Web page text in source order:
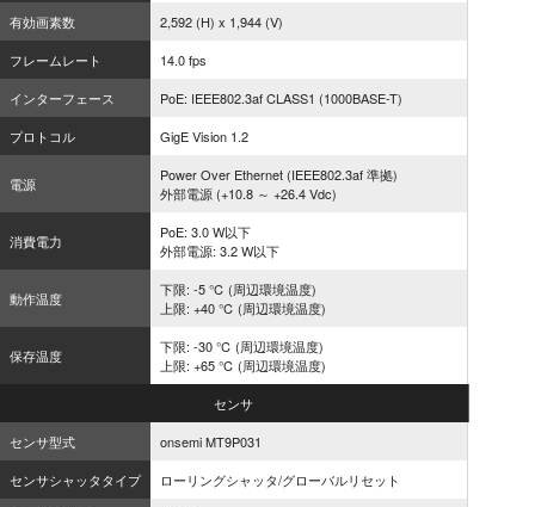
有効画素数
2,592 (H) x 1,944 (V)
フレームレート
14.0 fps
インターフェース
PoE: IEEE802.3af CLASS1 (1000BASE-T)
プロトコル
GigE Vision 1.2
電源
Power Over Ethernet (IEEE802.3af 準拠)
外部電源 (+10.8 ～ +26.4 Vdc)
消費電力
PoE: 3.0 W以下
外部電源: 3.2 W以下
動作温度
下限: -5 ℃ (周辺環境温度)
上限: +40 ℃ (周辺環境温度)
保存温度
下限: -30 ℃ (周辺環境温度)
上限: +65 ℃ (周辺環境温度)
センサ
センサ型式
onsemi MT9P031
センサシャッタタイプ
ローリングシャッタ/グローバルリセット